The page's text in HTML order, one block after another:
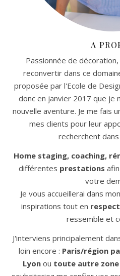
A
Passionnée de
reconvertir dans ce
proposée par l'Ecole de
donc en janvier 2017 que je
nouvelle aventure. Je me fais
mes clients pour leur
recherchent
Home staging, coaching,
différentes prestations
votre
Je vous accueillerai dans mon
inspirations tout en
ressemble et
J'interviens principalement
loin encore : Paris/région
Lyonou toute autre